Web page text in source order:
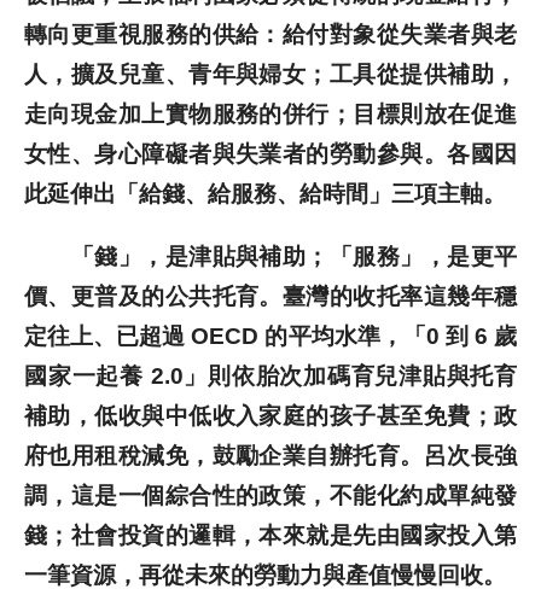
轉向更重視服務的供給：給付對象從失業者與老
人，擴及兒童、青年與婦女；工具從提供補助，
走向現金加上實物服務的併行；目標則放在促進
女性、身心障礙者與失業者的勞動參與。各國因
此延伸出「給錢、給服務、給時間」三項主軸。
「錢」，是津貼與補助；「服務」，是更平
價、更普及的公共托育。臺灣的收托率這幾年穩
定往上、已超過 OECD 的平均水準，「0 到 6 歲
國家一起養 2.0」則依胎次加碼育兒津貼與托育
補助，低收與中低收入家庭的孩子甚至免費；政
府也用租稅減免，鼓勵企業自辦托育。呂次長強
調，這是一個綜合性的政策，不能化約成單純發
錢；社會投資的邏輯，本來就是先由國家投入第
一筆資源，再從未來的勞動力與產值慢慢回收。